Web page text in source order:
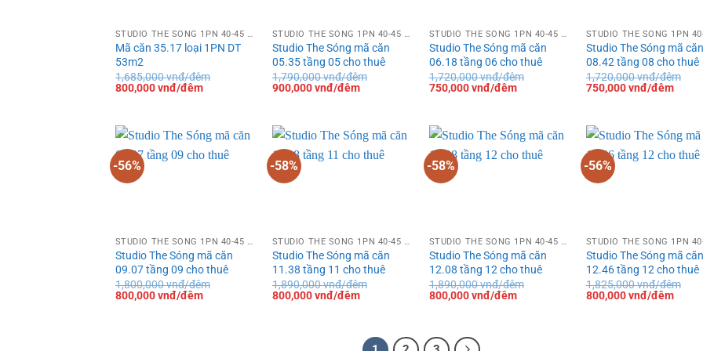
STUDIO THE SÓNG 1PN 40-45 M²
Mã căn 35.17 loại 1PN DT
53m2
1,685,000vnđ/đêm
Giá
đêm.
800,000vnđ/đêmGiá
800,000 vnđ/
đêm.
STUDIO THE SÓNG 1PN 40-45 M²
Studio The Sóng mã căn
05.35 tầng 05 cho thuê
1,790,000vnđ/đêm
Giá
đêm.
900,000vnđ/đêmGiá
900,000 vnđ/
đêm.
STUDIO THE SÓNG 1PN 40-45 M²
Studio The Sóng mã căn
06.18 tầng 06 cho thuê
1,720,000vnđ/đêm
Giá
đêm.
750,000vnđ/đêmGiá
750,000 vnđ/
đêm.
Studio The Sóng mã căn
08.42 tầng 08 cho thuê
1,720,000vnđ/đêm
Giá
đêm.
750,000vnđ/đêmGiá
đêm.
-56%
STUDIO THE SÓNG 1PN 40-45 M²
Studio The Sóng mã căn
09.07 tầng 09 cho thuê
1,800,000vnđ/đêm
Giá
800,000vnđ/đêmGiá
-58%
STUDIO THE SÓNG 1PN 40-45 M²
Studio The Sóng mã căn
11.38 tầng 11 cho thuê
1,890,000vnđ/đêm
Giá
800,000vnđ/đêmGiá
800,000 vnđ/
-58%
STUDIO THE SÓNG 1PN 40-45 M²
Studio The Sóng mã căn
12.08 tầng 12 cho thuê
1,890,000vnđ/đêm
Giá
đêm.
800,000vnđ/đêmGiá
-56%
Studio The Sóng mã căn
12.46 tầng 12 cho thuê
1,825,000vnđ/đêm
Giá
800,000vnđ/đêmGiá